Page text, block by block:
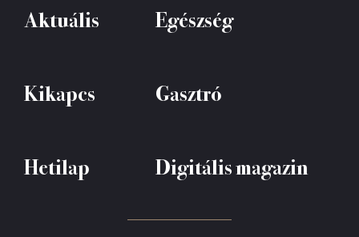
Aktuális Egészség
Kikapcs Gasztró
Hetilap Digitális magazin